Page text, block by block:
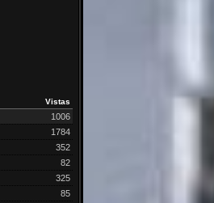
Vistas
1006
1784
352
82
325
85